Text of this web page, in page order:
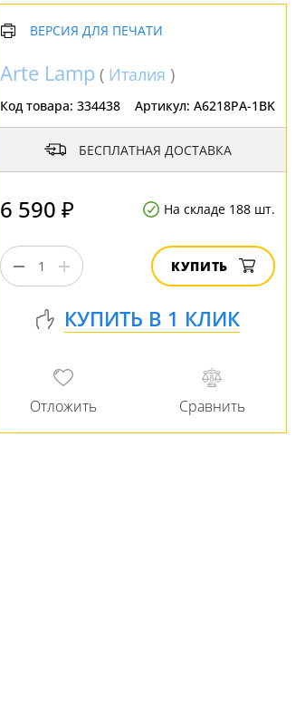
ВЕРСИЯ ДЛЯ ПЕЧАТИ
Arte Lamp ( Италия )
Код товара: 334438 Артикул: A6218PA-1BK
БЕСПЛАТНАЯ ДОСТАВКА
6 590 ₽ На складе 188 шт.
КУПИТЬ